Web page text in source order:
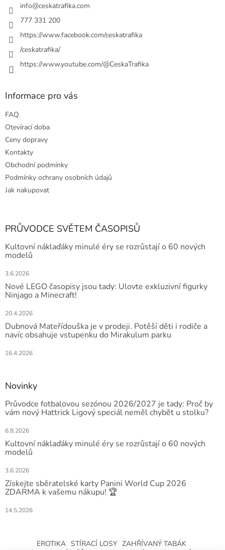
ý
s
info@ceskatrafika.com
777 331 200
https://www.facebook.com/ceskatrafika
/ceskatrafika/
https://www.youtube.com/@CeskaTrafika
Informace pro vás
FAQ
Otevírací doba
Ceny dopravy
Kontakty
Obchodní podmínky
Podmínky ochrany osobních údajů
Jak nakupovat
PRŮVODCE SVĚTEM ČASOPISŮ
Kultovní náklaďáky minulé éry se rozrůstají o 60 nových
modelů
3.6.2026
Nové LEGO časopisy jsou tady: Ulovte exkluzivní figurky
Ninjago a Minecraft!
20.4.2026
Dubnová Mateřídouška je v prodeji. Potěší děti i rodiče a
navíc obsahuje vstupenku do Mirakulum parku
16.4.2026
Novinky
Průvodce fotbalovou sezónou 2026/2027 je tady: Proč by
vám nový Hattrick Ligový speciál neměl chybět u stolku?
6.8.2026
Kultovní náklaďáky minulé éry se rozrůstají o 60 nových
modelů
3.6.2026
Získejte sběratelské karty Panini World Cup 2026
ZDARMA k vašemu nákupu! 🏆
14.5.2026
EROTIKA STÍRACÍ LOSY ZAHŘÍVANÝ TABÁK